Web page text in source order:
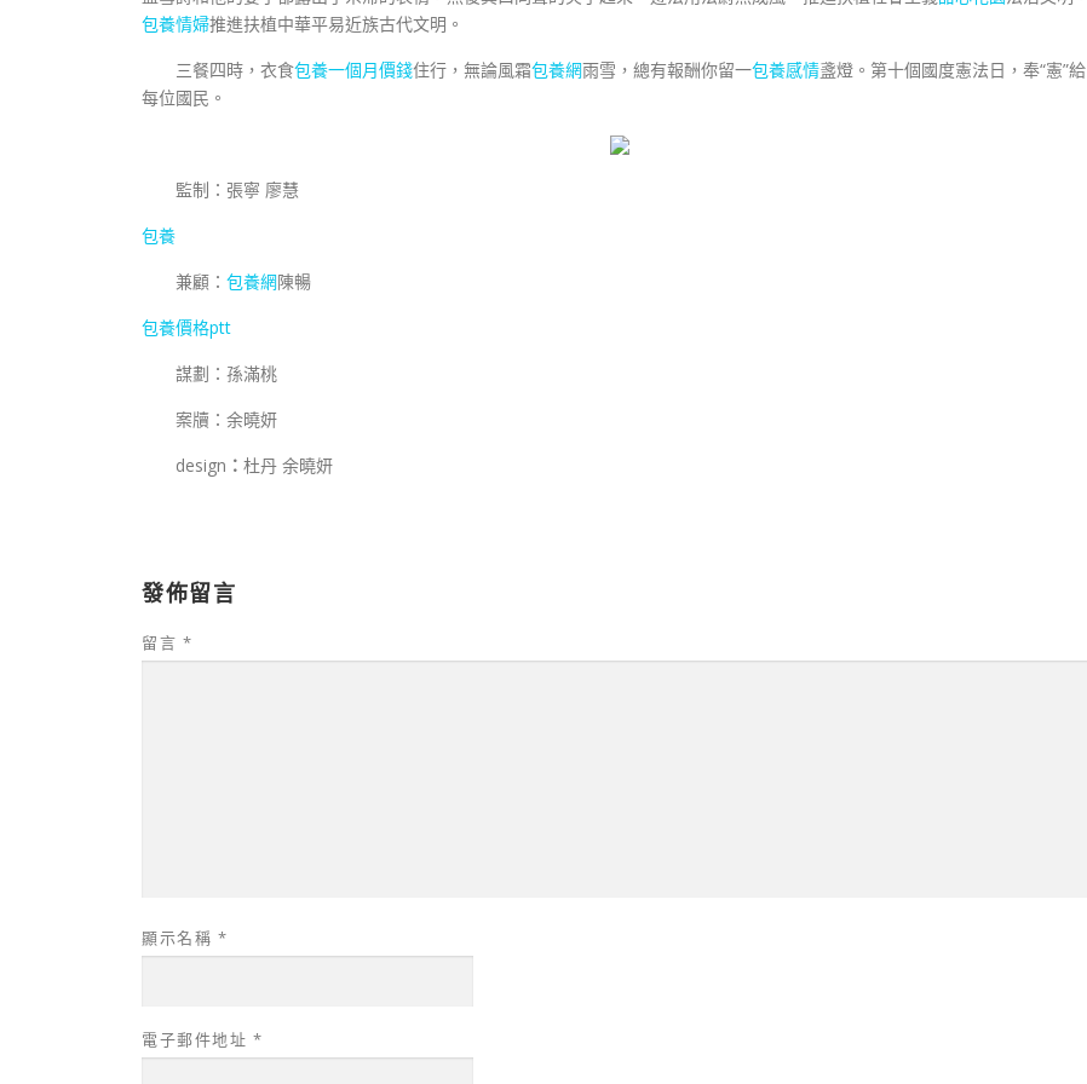
包養情婦推進扶植中華平易近族古代文明。
三餐四時，衣食包養一個月價錢住行，無論風霜包養網雨雪，總有報酬你留一包養感情盞燈。第十個國度憲法日，奉“憲”給
每位國民。
監制：張寧 廖慧
包養
兼顧： 包養網陳暢
包養價格ptt
謀劃：孫滿桃
案牘：余曉妍
design ： 杜丹 余曉妍
發佈留言
留言 *
顯示名稱 *
電子郵件地址 *